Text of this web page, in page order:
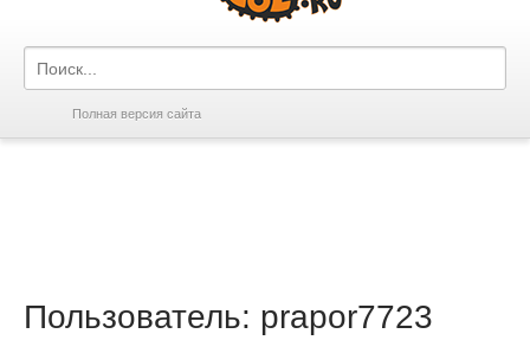
Полная версия сайта
Пользователь: prapor7723